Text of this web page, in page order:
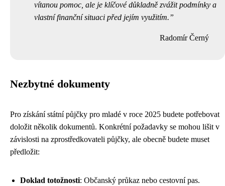
vítanou pomoc, ale je klíčové důkladně zvážit podmínky a
vlastní finanční situaci před jejím využitím.
Radomír Černý
Nezbytné dokumenty
Pro získání státní půjčky pro mladé v roce 2025 budete potřebovat
doložit několik dokumentů. Konkrétní požadavky se mohou lišit v
závislosti na zprostředkovateli půjčky, ale obecně budete muset
předložit:
Doklad totožnosti: Občanský průkaz nebo cestovní pas.